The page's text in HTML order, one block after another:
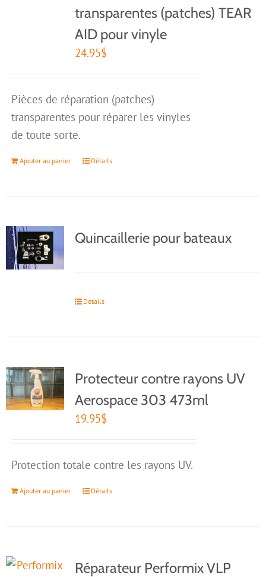
transparentes (patches) TEAR
AID pour vinyle
24.95$
Pièces de réparation (patches)
transparentes pour réparer les vinyles
de toute sorte.
Ajouter au panier Détails
Quincaillerie pour bateaux
Détails
Protecteur contre rayons UV
Aerospace 303 473ml
19.95$
Protection totale contre les rayons UV.
Ajouter au panier Détails
Réparateur Performix VLP